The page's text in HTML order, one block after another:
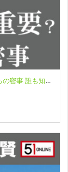
VLO１：なぜ、沖縄が重要なのか？神人からの密事 誰も知らない「日本の叡智」 オンライン配信part５【沖縄編】表博耀氏＆伊敷賢氏